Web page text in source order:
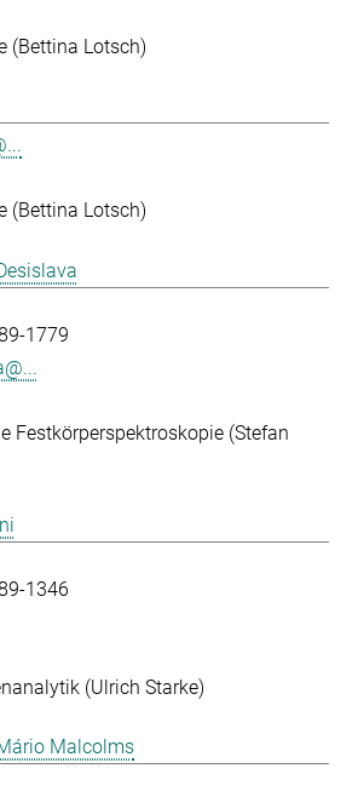
(Bettina Lotsch)
(Bettina Lotsch)
1779
Festkörperspektroskopie (Stefan
1346
(Ulrich Starke)
Malcolms